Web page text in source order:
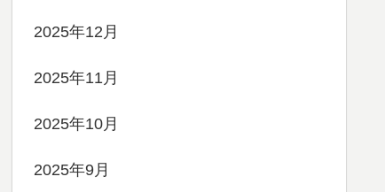
2025年12月
2025年11月
2025年10月
2025年9月